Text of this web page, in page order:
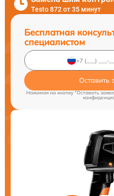
Testo 872 от 35 минут
Бесплатная
специалистом
Оставить
Нажимая на кнопку "Оставить